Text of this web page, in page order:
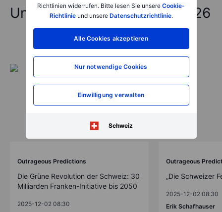
Richtlinien widerrufen. Bitte lesen Sie unsere Cookie-
Richtlinieund unsere Datenschutzrichtlinie.
Alle Cookies akzeptieren
Nur notwendige Cookies
Einwilligung verwalten
Schweiz
Unfassbare Vorhersagen 2026
Outrageous Predictions
Die Grüne Revolution der Schweiz: 30
Milliarden Franken-Initiative bis 2050
2025-12-02 08:30
Outrageous
„Die Schweizer
2025-12-02 08:30
Erik Schafhauser